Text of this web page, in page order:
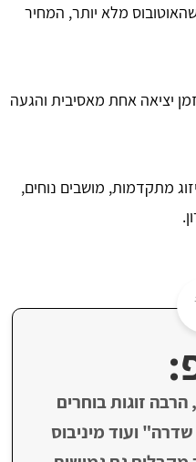
מלא יותר, המחיר
יציאה אחת מאסיבית והגעה
מתקדמות, מושבים נוחים,
הרבה זוגות בוחרים
ועוד מיניבוס